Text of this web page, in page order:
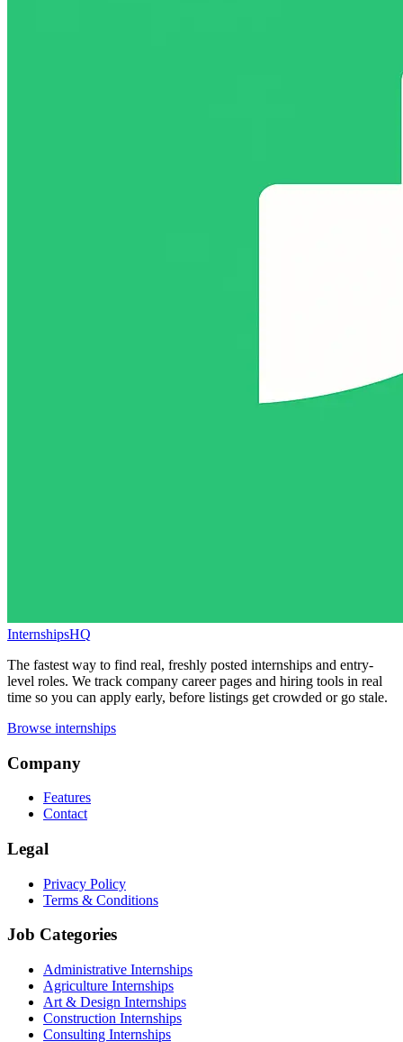
InternshipsHQ
The fastest way to find real, freshly posted internships and entry-
level roles. We track company career pages and hiring tools in real
time so you can apply early, before listings get crowded or go stale.
Browse internships
Company
Features
Contact
Legal
Privacy Policy
Terms & Conditions
Job Categories
Administrative Internships
Agriculture Internships
Art & Design Internships
Construction Internships
Consulting Internships